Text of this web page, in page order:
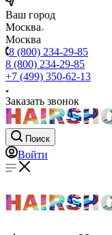
Ваш город
Москва
Москва
8 (800) 234-29-85
8 (800) 234-29-85
+7 (499) 350-62-13
Заказать звонок
Поиск
Войти